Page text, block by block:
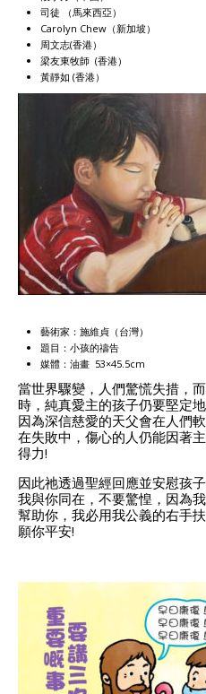
司徒 （馬來西亞）
Carolyn Chew（新加坡）
周文志(香港）
梁友東牧師 (香港）
黃靜如 (香港）
藝術家：施維貞（台灣）
題目：小孩的禱告
媒體：油畫 53×45.5cm
當世界驟變，人們驚慌失措，
時，純真愛主的孩子仍要堅定
因為深信慈愛的天父會在人們
在失敗中，傷心的人仍能因著
得力!
因此祂透過聖經回應並安慰孩
我與你同在，不要驚惶，因為
幫助你，我必用我公義的右手
願你平安!